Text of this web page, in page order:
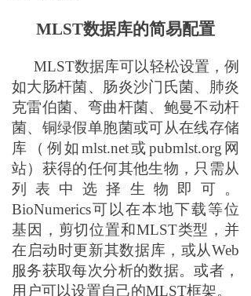
MLST数据库的简易配置
MLST数据库可以轻松设置，例
如大肠杆菌、 肠炎沙门氏菌、
肺炎
克雷伯菌、 弯曲杆菌、 鲍曼不动杆
菌、 铜绿假单胞菌或可从在线存储
库（例如mlst.net或pubmlst.org网
站）获得的任何其他生物，只需从
列表中选择生物即可。
BioNumerics可以在本地下载等位
基因， 剪切位置和MLST类型，并
在启动时更新其数据库，或从Web
服务获取每次分析的数据。或者，
用户可以设置自己的MLST框架。